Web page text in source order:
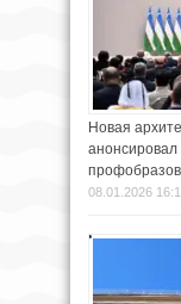
Новая
08.01.2026